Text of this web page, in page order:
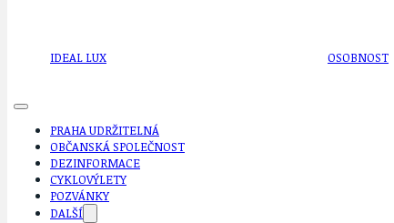
IDEAL LUX OSOBNOST
PRAHA UDRŽITELNÁ
OBČANSKÁ SPOLEČNOST
DEZINFORMACE
CYKLOVÝLETY
POZVÁNKY
DALŠÍ